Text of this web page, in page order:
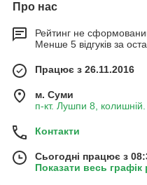
Про нас
Рейтинг не
Менше 5 відгуків за
Працює з 26.11.2016
м. Суми
п-кт. Лушпи 8,
Контакти
Сьогодні працює з
Показати весь графік